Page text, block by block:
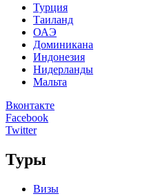
Турция
Таиланд
ОАЭ
Доминикана
Индонезия
Нидерланды
Мальта
Вконтакте
Facebook
Twitter
Туры
Визы